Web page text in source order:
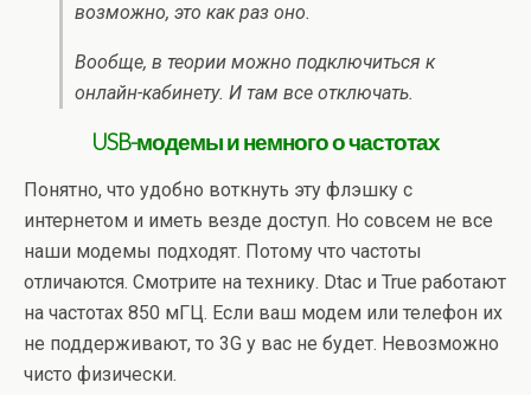
возможно, это как раз оно.
Вообще, в теории можно подключиться к
онлайн-кабинету. И там все отключать.
USB-модемы и немного о частотах
Понятно, что удобно воткнуть эту флэшку с
интернетом и иметь везде доступ. Но совсем не все
наши модемы подходят. Потому что частоты
отличаются. Смотрите на технику. Dtac и True работают
на частотах 850 мГЦ. Если ваш модем или телефон их
не поддерживают, то 3G у вас не будет. Невозможно
чисто физически.